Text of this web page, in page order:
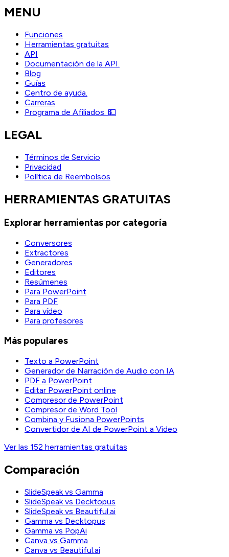
MENU
Funciones
Herramientas gratuitas
API
Documentación de la API.
Blog
Guías
Centro de ayuda.
Carreras
Programa de Afiliados. 💵
LEGAL
Términos de Servicio
Privacidad
Política de Reembolsos
HERRAMIENTAS GRATUITAS
Explorar herramientas por categoría
Conversores
Extractores
Generadores
Editores
Resúmenes
Para PowerPoint
Para PDF
Para vídeo
Para profesores
Más populares
Texto a PowerPoint
Generador de Narración de Audio con IA
PDF a PowerPoint
Editar PowerPoint online
Compresor de PowerPoint
Compresor de Word Tool
Combina y Fusiona PowerPoints
Convertidor de AI de PowerPoint a Video
Ver las 152 herramientas gratuitas
Comparación
SlideSpeak vs Gamma
SlideSpeak vs Decktopus
SlideSpeak vs Beautiful.ai
Gamma vs Decktopus
Gamma vs PopAi
Canva vs Gamma
Canva vs Beautiful.ai